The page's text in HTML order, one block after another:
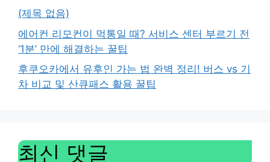
(제목 없음)
에어컨 리모컨이 먹통일 때? 서비스 센터 부르기 전
‘1분’ 만에 해결하는 꿀팁
후쿠오카에서 유후인 가는 법 완벽 정리! 버스 vs 기
차 비교 및 산큐패스 활용 꿀팁
최신 댓글